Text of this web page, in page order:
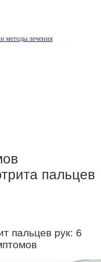
методы лечения
пальцев
пальцев рук: 6